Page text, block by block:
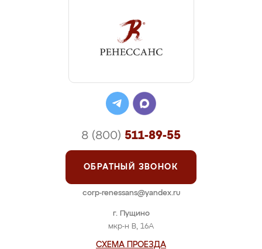
г. Пущино
мкр-н В, 16А
СХЕМА ПРОЕЗДА
8 (800) 511-89-55
ОБРАТНЫЙ ЗВОНОК
corp-renessans@yandex.ru